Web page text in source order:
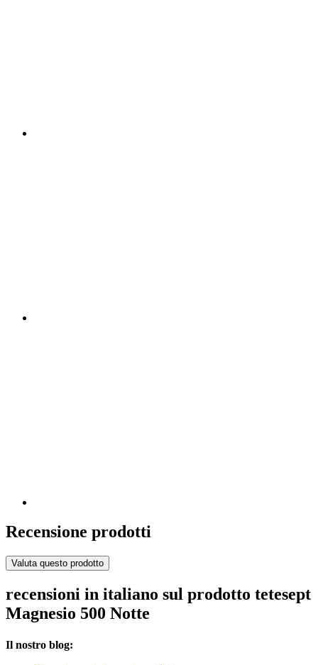
Recensione prodotti
Valuta questo prodotto
recensioni in italiano sul prodotto tetesept
Magnesio 500 Notte
Il nostro blog: